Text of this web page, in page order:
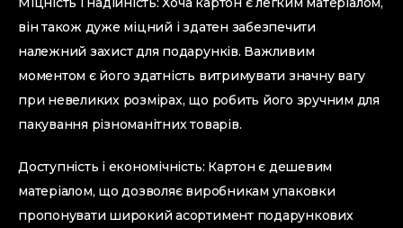
він також дуже міцний і здатен забезпечити
належний захист для подарунків. Важливим
моментом є його здатність витримувати значну вагу
при невеликих розмірах, що робить його зручним для
пакування різноманітних товарів.
Доступність і економічність: Картон є дешевим
матеріалом, що дозволяє виробникам упаковки
пропонувати широкий асортимент подарункових